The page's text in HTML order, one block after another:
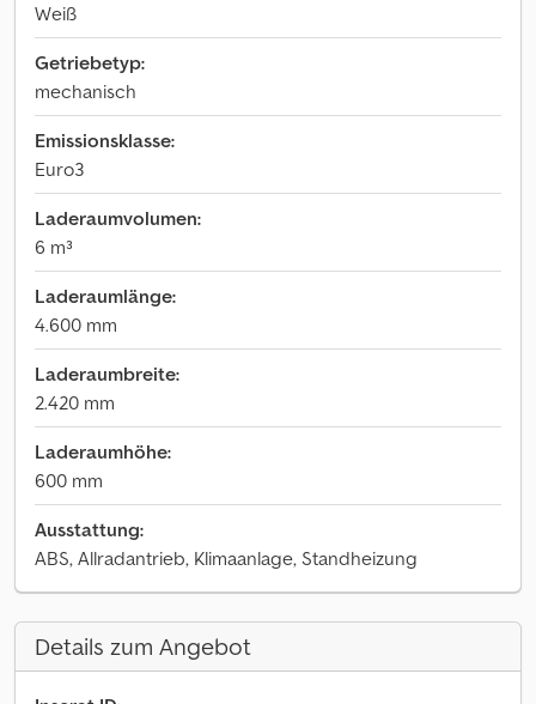
Weiß
Getriebetyp:
mechanisch
Emissionsklasse:
Euro3
Laderaumvolumen:
6 m³
Laderaumlänge:
4.600 mm
Laderaumbreite:
2.420 mm
Laderaumhöhe:
600 mm
Ausstattung:
ABS, Allradantrieb, Klimaanlage, Standheizung
Details zum Angebot